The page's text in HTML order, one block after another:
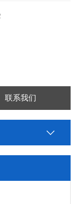
产工程型变频器
联系我们